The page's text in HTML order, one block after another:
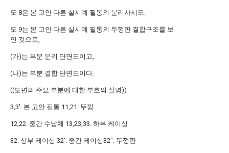
도 8은 본 고안 다른 실시예 필통의 분리사시도.
도 9는 본 고안 다른 실시예 필통의 뚜껑판 결합구조를 보
인 것으로,
(가)는 부분 분리 단면도이고,
(나)는 부분 결합 단면도이다.
((도면의 주요 부분에 대한 부호의 설명))
3,3'. 본 고안 필통 11,21. 뚜껑
12,22. 중간 수납체 13,23,33. 하부 케이싱
32. 상부 케이싱 32'. 중간 케이싱32". 뚜껑판